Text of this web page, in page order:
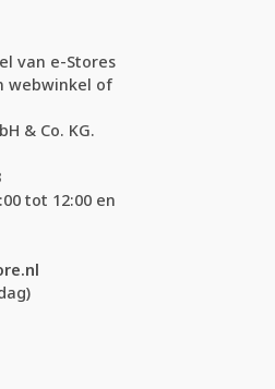
van e-Stores
webwinkel of
& Co. KG.
tot 12:00 en